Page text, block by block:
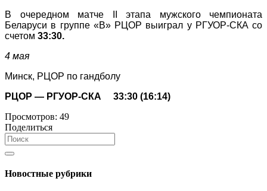
В очередном матче II этапа мужского чемпионата
Беларуси в группе «В» РЦОР выиграл у РГУОР-СКА со
счетом 33:30.
4 мая
Минск, РЦОР по гандболу
РЦОР — РГУОР-СКА 33:30 (16:14)
Просмотров: 49
Поделиться
Новостные рубрики